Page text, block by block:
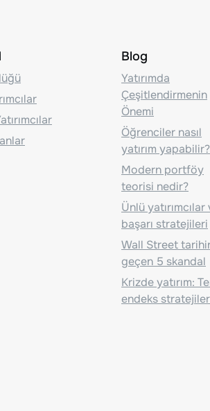
Blog
Yatırımda
Çeşitlendirmenin
Önemi
Öğrenciler nasıl
yatırım yapabilir?
Modern portföy
teorisi nedir?
Ünlü yatırımcılar
başarı stratejileri
Wall Street
geçen 5 skandal
Krizde yatırım:
endeks